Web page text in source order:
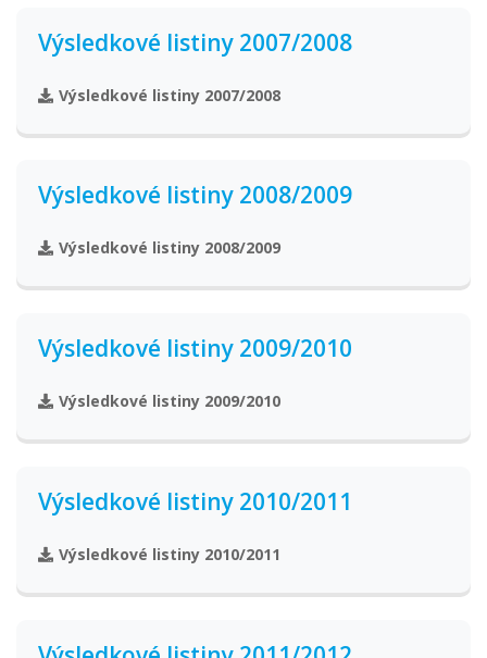
Výsledkové listiny 2007/2008
Výsledkové listiny 2007/2008
Výsledkové listiny 2008/2009
Výsledkové listiny 2008/2009
Výsledkové listiny 2009/2010
Výsledkové listiny 2009/2010
Výsledkové listiny 2010/2011
Výsledkové listiny 2010/2011